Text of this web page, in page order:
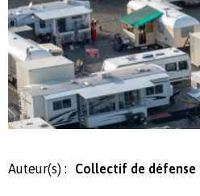
Auteur(s) : Collectif de défense